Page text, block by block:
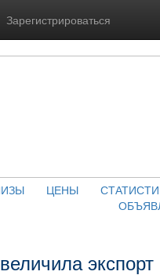
Зарегистрироваться
ЦЕНЫ